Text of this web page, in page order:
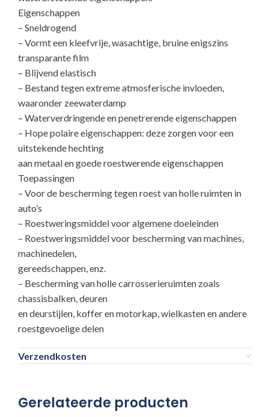
Eigenschappen
– Sneldrogend
– Vormt een kleefvrije, wasachtige, bruine enigszins
transparante film
– Blijvend elastisch
– Bestand tegen extreme atmosferische invloeden,
waaronder zeewaterdamp
– Waterverdringende en penetrerende eigenschappen
– Hope polaire eigenschappen: deze zorgen voor een
uitstekende hechting
aan metaal en goede roestwerende eigenschappen
Toepassingen
– Voor de bescherming tegen roest van holle ruimten in
auto’s
– Roestweringsmiddel voor algemene doeleinden
– Roestweringsmiddel voor bescherming van machines,
machinedelen,
gereedschappen, enz.
– Bescherming van holle carrosserieruimten zoals
chassisbalken, deuren
en deurstijlen, koffer en motorkap, wielkasten en andere
roestgevoelige delen
Verzendkosten
Gerelateerde producten